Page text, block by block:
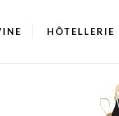
HÔTELLERIE